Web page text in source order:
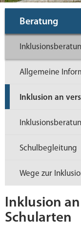
Inklusion
Schularten
Beratung
Allgemeine
Inklusion an
Schulbegleitung
Wege zur